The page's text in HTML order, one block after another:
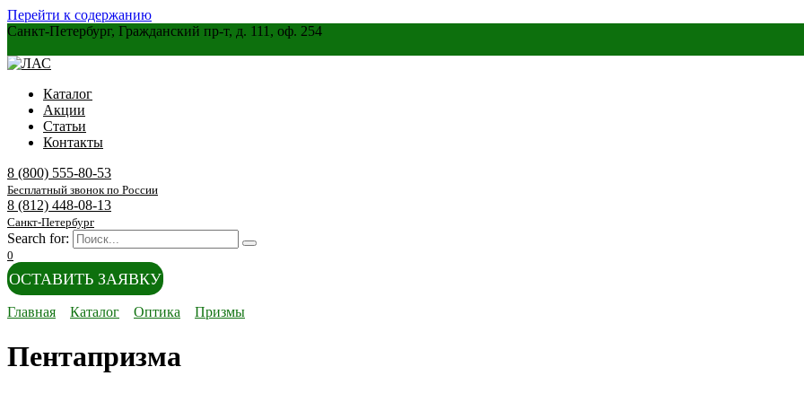
Перейти к содержанию
Санкт-Петербург, Гражданский пр-т, д. 111, оф. 254
Каталог
Акции
Статьи
Контакты
8 (800) 555-80-53
Бесплатный звонок по России
8 (812) 448-08-13
Санкт-Петербург
Search for:
0
ОСТАВИТЬ ЗАЯВКУ
Главная Каталог Оптика Призмы
Пентапризма